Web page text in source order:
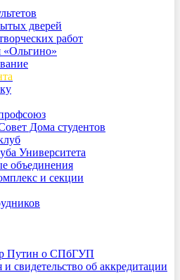
дверей
работ
«Ольгино»
Дома студентов
Университета
объединения
и секции
Путин о СПбГУП
свидетельство об аккредитации